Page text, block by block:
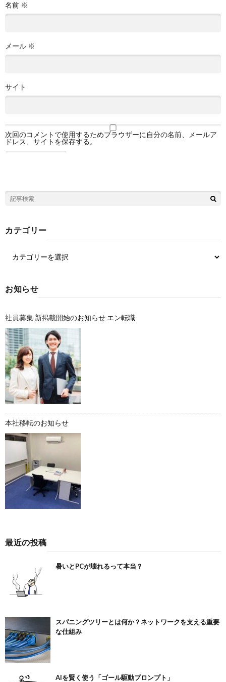
名前 ※
メール ※
サイト
次回のコメントで使用するためブラウザーに自分の名前、メールア
ドレス、サイトを保存する。
カテゴリー
お知らせ
社員募集 新掲載開始のお知らせ エン転職
本社移転のお知らせ
最近の投稿
暑いとPCが壊れるって本当？
スパニングツリーとは何か？ネットワークを支える重要
な仕組み
AIを賢く使う「ゴール駆動プロンプト」